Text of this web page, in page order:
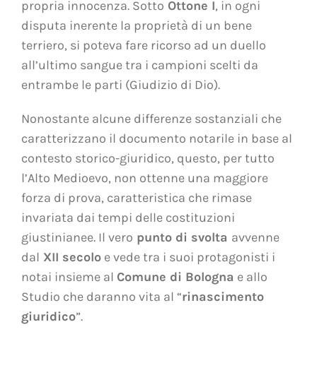
propria innocenza. Sotto Ottone I, in ogni
disputa inerente la proprietà di un bene
terriero, si poteva fare ricorso ad un duello
all’ultimo sangue tra i campioni scelti da
entrambe le parti (Giudizio di Dio).
Nonostante alcune differenze sostanziali che
caratterizzano il documento notarile in base al
contesto storico-giuridico, questo, per tutto
l’Alto Medioevo, non ottenne una maggiore
forza di prova, caratteristica che rimase
invariata dai tempi delle costituzioni
giustinianee. Il vero punto di svolta avvenne
dal XII secoloe vede tra i suoi protagonisti i
notai insieme al Comune di Bologna e allo
Studio che daranno vita al “rinascimento
giuridico”.